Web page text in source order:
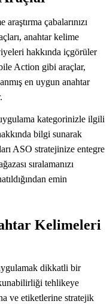
çabalarınızı
anahtar kelime
hakkında içgörüler
Action gibi araçlar,
en uygun anahtar
kategorinizle ilgili
bilgi sunarak
ASO stratejinize entegre
sıralamanızı
emin
Kelimeleri
dikkatli bir
tehlikeye
ve etiketlerine stratejik